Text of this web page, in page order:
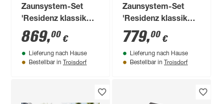
Zaunsystem-Set
'Residenz klassik
Rimini' anthrazit
1200 x 90 cm
869,00 €
Lieferung nach Hause
Bestellbar in Troisdorf
Zaunsystem-Set
'Residenz klassik
Rimini' anthrazit
1000 x 110 cm
779,00 €
Lieferung nach Hause
Bestellbar in Troisdorf